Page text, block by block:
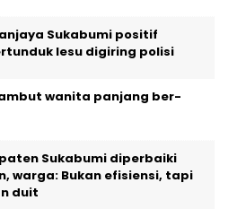
Sukabumi positif
lesu digiring polisi
wanita panjang ber-
Sukabumi diperbaiki
warga: Bukan efisiensi, tapi
duit